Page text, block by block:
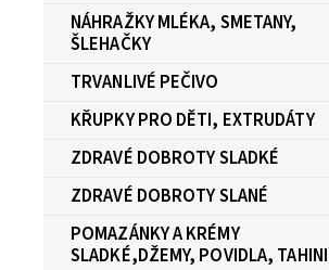
NÁHRAŽKY MLÉKA, SMETANY,
ŠLEHAČKY
TRVANLIVÉ PEČIVO
KŘUPKY PRO DĚTI, EXTRUDÁTY
ZDRAVÉ DOBROTY SLADKÉ
ZDRAVÉ DOBROTY SLANÉ
POMAZÁNKY A KRÉMY
SLADKÉ,DŽEMY, POVIDLA, TAHINI